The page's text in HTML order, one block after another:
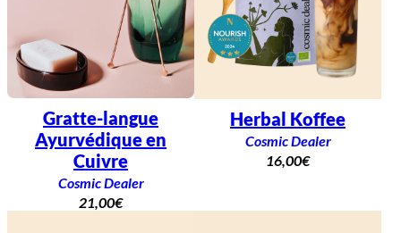
Gratte-langue
Ayurvédique en
Cuivre
Cosmic Dealer
21,00€
Herbal Koffee
Cosmic Dealer
16,00€